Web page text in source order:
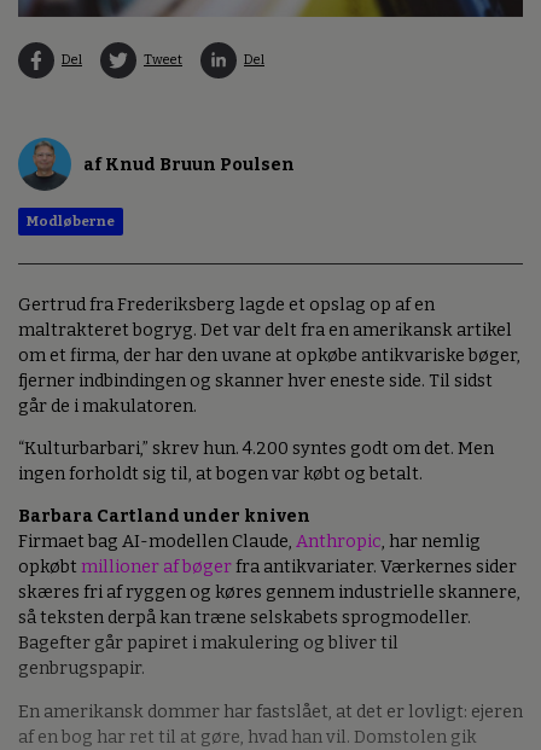
Del Tweet Del
af Knud Bruun Poulsen
Modløberne
Gertrud fra Frederiksberg lagde et opslag op af en
maltrakteret bogryg. Det var delt fra en amerikansk artikel
om et firma, der har den uvane at opkøbe antikvariske bøger,
fjerner indbindingen og skanner hver eneste side. Til sidst
går de i makulatoren.
“Kulturbarbari,” skrev hun. 4.200 syntes godt om det. Men
ingen forholdt sig til, at bogen var købt og betalt.
Barbara Cartland under kniven
Firmaet bag AI-modellen Claude, Anthropic, har nemlig
opkøbt millioner af bøgerfra antikvariater. Værkernes sider
skæres fri af ryggen og køres gennem industrielle skannere,
så teksten derpå kan træne selskabets sprogmodeller.
Bagefter går papiret i makulering og bliver til
genbrugspapir.
En amerikansk dommer har fastslået, at det er lovligt: ejeren
af en bog har ret til at gøre, hvad han vil. Domstolen gik